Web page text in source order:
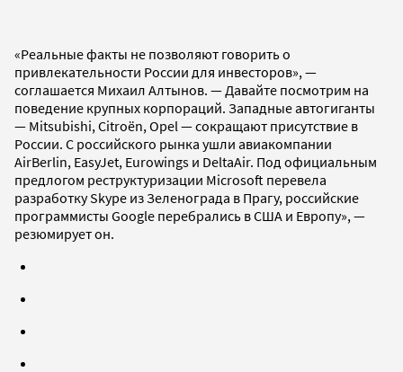
«Реальные факты не позволяют говорить о
привлекательности России для инвесторов», —
соглашается Михаил Алтынов. — Давайте посмотрим на
поведение крупных корпораций. Западные автогиганты
— Mitsubishi, Citroёn, Opel — сокращают присутствие в
России. C российского рынка ушли авиакомпании
AirBerlin, EasyJet, Eurowings и DeltaAir. Под официальным
предлогом реструктуризации Microsoft перевела
разработку Skype из Зеленограда в Прагу, российские
программисты Google перебрались в США и Европу», —
резюмирует он.